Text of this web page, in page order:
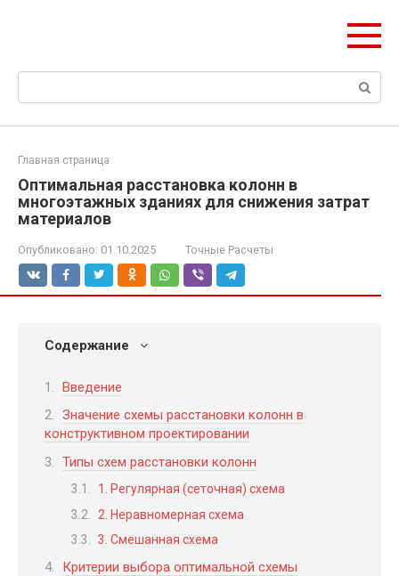
Поиск:
Главная страница
Оптимальная расстановка колонн в
многоэтажных зданиях для снижения затрат
материалов
Опубликовано: 01.10.2025 Точные Расчеты
Содержание
Введение
Значение схемы расстановки колонн в
конструктивном проектировании
Типы схем расстановки колонн
1. Регулярная (сеточная) схема
2. Неравномерная схема
3. Смешанная схема
Критерии выбора оптимальной схемы